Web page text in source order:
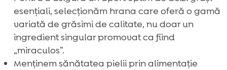
esențiali, selecționăm hrana care oferă o gamă
variată de grăsimi de calitate, nu doar un
ingredient singular promovat ca fiind
„miraculos”.
Menținem sănătatea pielii prin alimentație